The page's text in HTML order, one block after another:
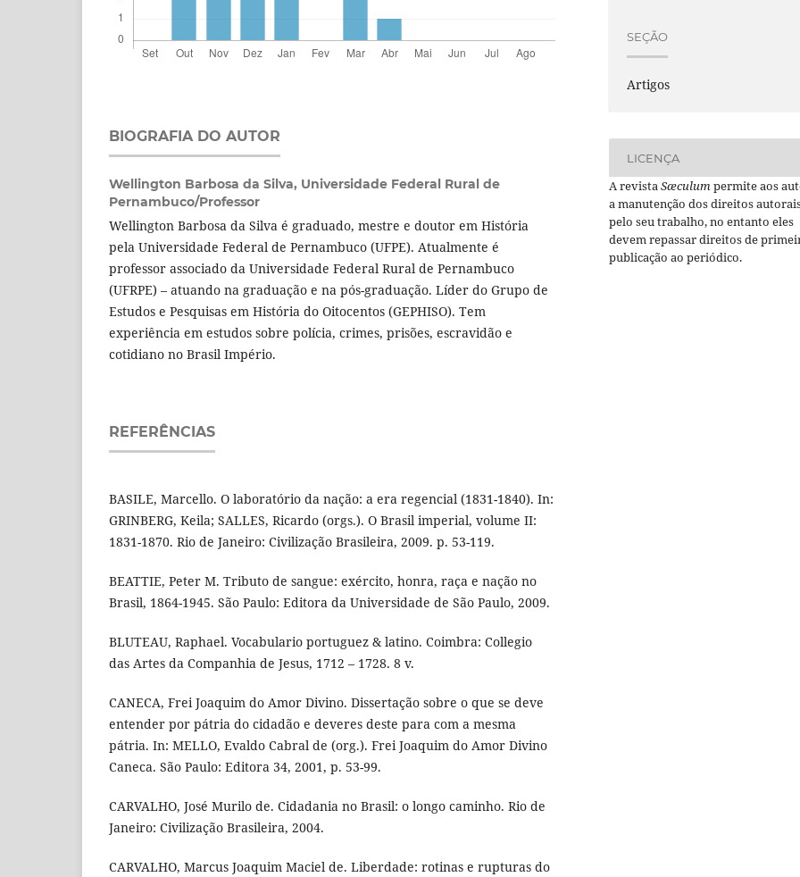
BIOGRAFIA DO AUTOR
Wellington Barbosa da Silva, Universidade Federal Rural de
Pernambuco/Professor
Wellington Barbosa da Silva é graduado, mestre e doutor em História
pela Universidade Federal de Pernambuco (UFPE). Atualmente é
professor associado da Universidade Federal Rural de Pernambuco
(UFRPE) – atuando na graduação e na pós-graduação. Líder do Grupo de
Estudos e Pesquisas em História do Oitocentos (GEPHISO). Tem
experiência em estudos sobre polícia, crimes, prisões, escravidão e
cotidiano no Brasil Império.
REFERÊNCIAS
BASILE, Marcello. O laboratório da nação: a era regencial (1831-1840). In:
GRINBERG, Keila; SALLES, Ricardo (orgs.). O Brasil imperial, volume II:
1831-1870. Rio de Janeiro: Civilização Brasileira, 2009. p. 53-119.
BEATTIE, Peter M. Tributo de sangue: exército, honra, raça e nação no
Brasil, 1864-1945. São Paulo: Editora da Universidade de São Paulo, 2009.
BLUTEAU, Raphael. Vocabulario portuguez & latino. Coimbra: Collegio
das Artes da Companhia de Jesus, 1712 – 1728. 8 v.
CANECA, Frei Joaquim do Amor Divino. Dissertação sobre o que se deve
entender por pátria do cidadão e deveres deste para com a mesma
pátria. In: MELLO, Evaldo Cabral de (org.). Frei Joaquim do Amor Divino
Caneca. São Paulo: Editora 34, 2001, p. 53-99.
CARVALHO, José Murilo de. Cidadania no Brasil: o longo caminho. Rio de
Janeiro: Civilização Brasileira, 2004.
CARVALHO, Marcus Joaquim Maciel de. Liberdade: rotinas e rupturas do
SEÇÃO
Artigos
LICENÇA
A revistaSæculumpermite aos
a manutenção dos direitos
pelo seu trabalho, no entanto eles
devem repassar direitos de
publicação ao periódico.